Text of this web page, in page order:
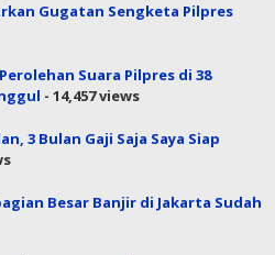
Gugatan Sengketa Pilpres
Suara Pilpres di 38
- 14,457 views
3 Bulan Gaji Saja Saya Siap
Besar Banjir di Jakarta Sudah